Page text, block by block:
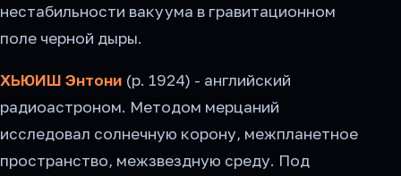
нестабильности вакуума в гравитационном
поле черной дыры.
ХЬЮИШ Энтони (р. 1924) - английский
радиоастроном. Методом мерцаний
исследовал солнечную корону, межпланетное
пространство, межзвездную среду. Под